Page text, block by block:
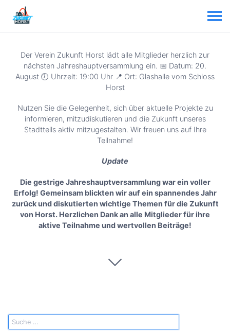
Der Verein Zukunft Horst lädt alle Mitglieder herzlich zur
nächsten Jahreshauptversammlung ein. 📅 Datum: 20.
August 🕖 Uhrzeit: 19:00 Uhr 📍 Ort: Glashalle vom Schloss
Horst
Nutzen Sie die Gelegenheit, sich über aktuelle Projekte zu
informieren, mitzudiskutieren und die Zukunft unseres
Stadtteils aktiv mitzugestalten. Wir freuen uns auf Ihre
Teilnahme!
Update
Die gestrige Jahreshauptversammlung war ein voller
Erfolg! Gemeinsam blickten wir auf ein spannendes Jahr
zurück und diskutierten wichtige Themen für die Zukunft
von Horst. Herzlichen Dank an alle Mitglieder für ihre
aktive Teilnahme und wertvollen Beiträge!